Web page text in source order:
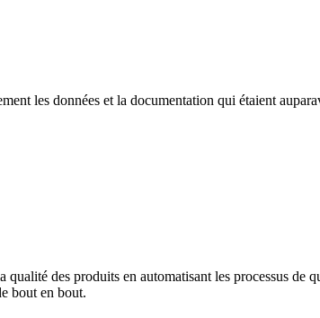
les données et la documentation qui étaient
des produits en automatisant les processus
bout en bout.